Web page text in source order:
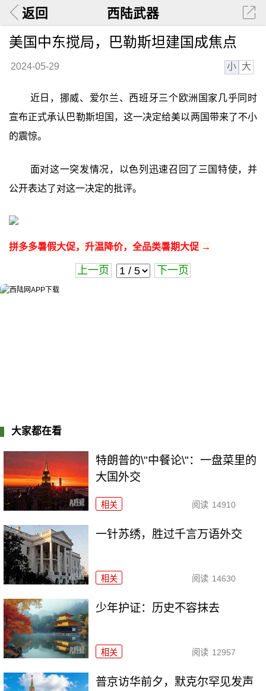
返回 西陆武器
美国中东搅局，巴勒斯坦建国成焦点
2024-05-29 小 大
近日，挪威、爱尔兰、西班牙三个欧洲国家几乎同时
宣布正式承认巴勒斯坦国，这一决定给美以两国带来了不小
的震惊。
面对这一突发情况，以色列迅速召回了三国特使，并
公开表达了对这一决定的批评。
拼多多暑假大促，升温降价，全品类暑期大促 →
上一页 下一页
大家都在看
特朗普的\"中餐论\"：一盘菜里的
大国外交
相关 阅读 14910
一针苏绣，胜过千言万语外交
相关 阅读 14630
少年护证：历史不容抹去
相关 阅读 12957
普京访华前夕，默克尔罕见发声